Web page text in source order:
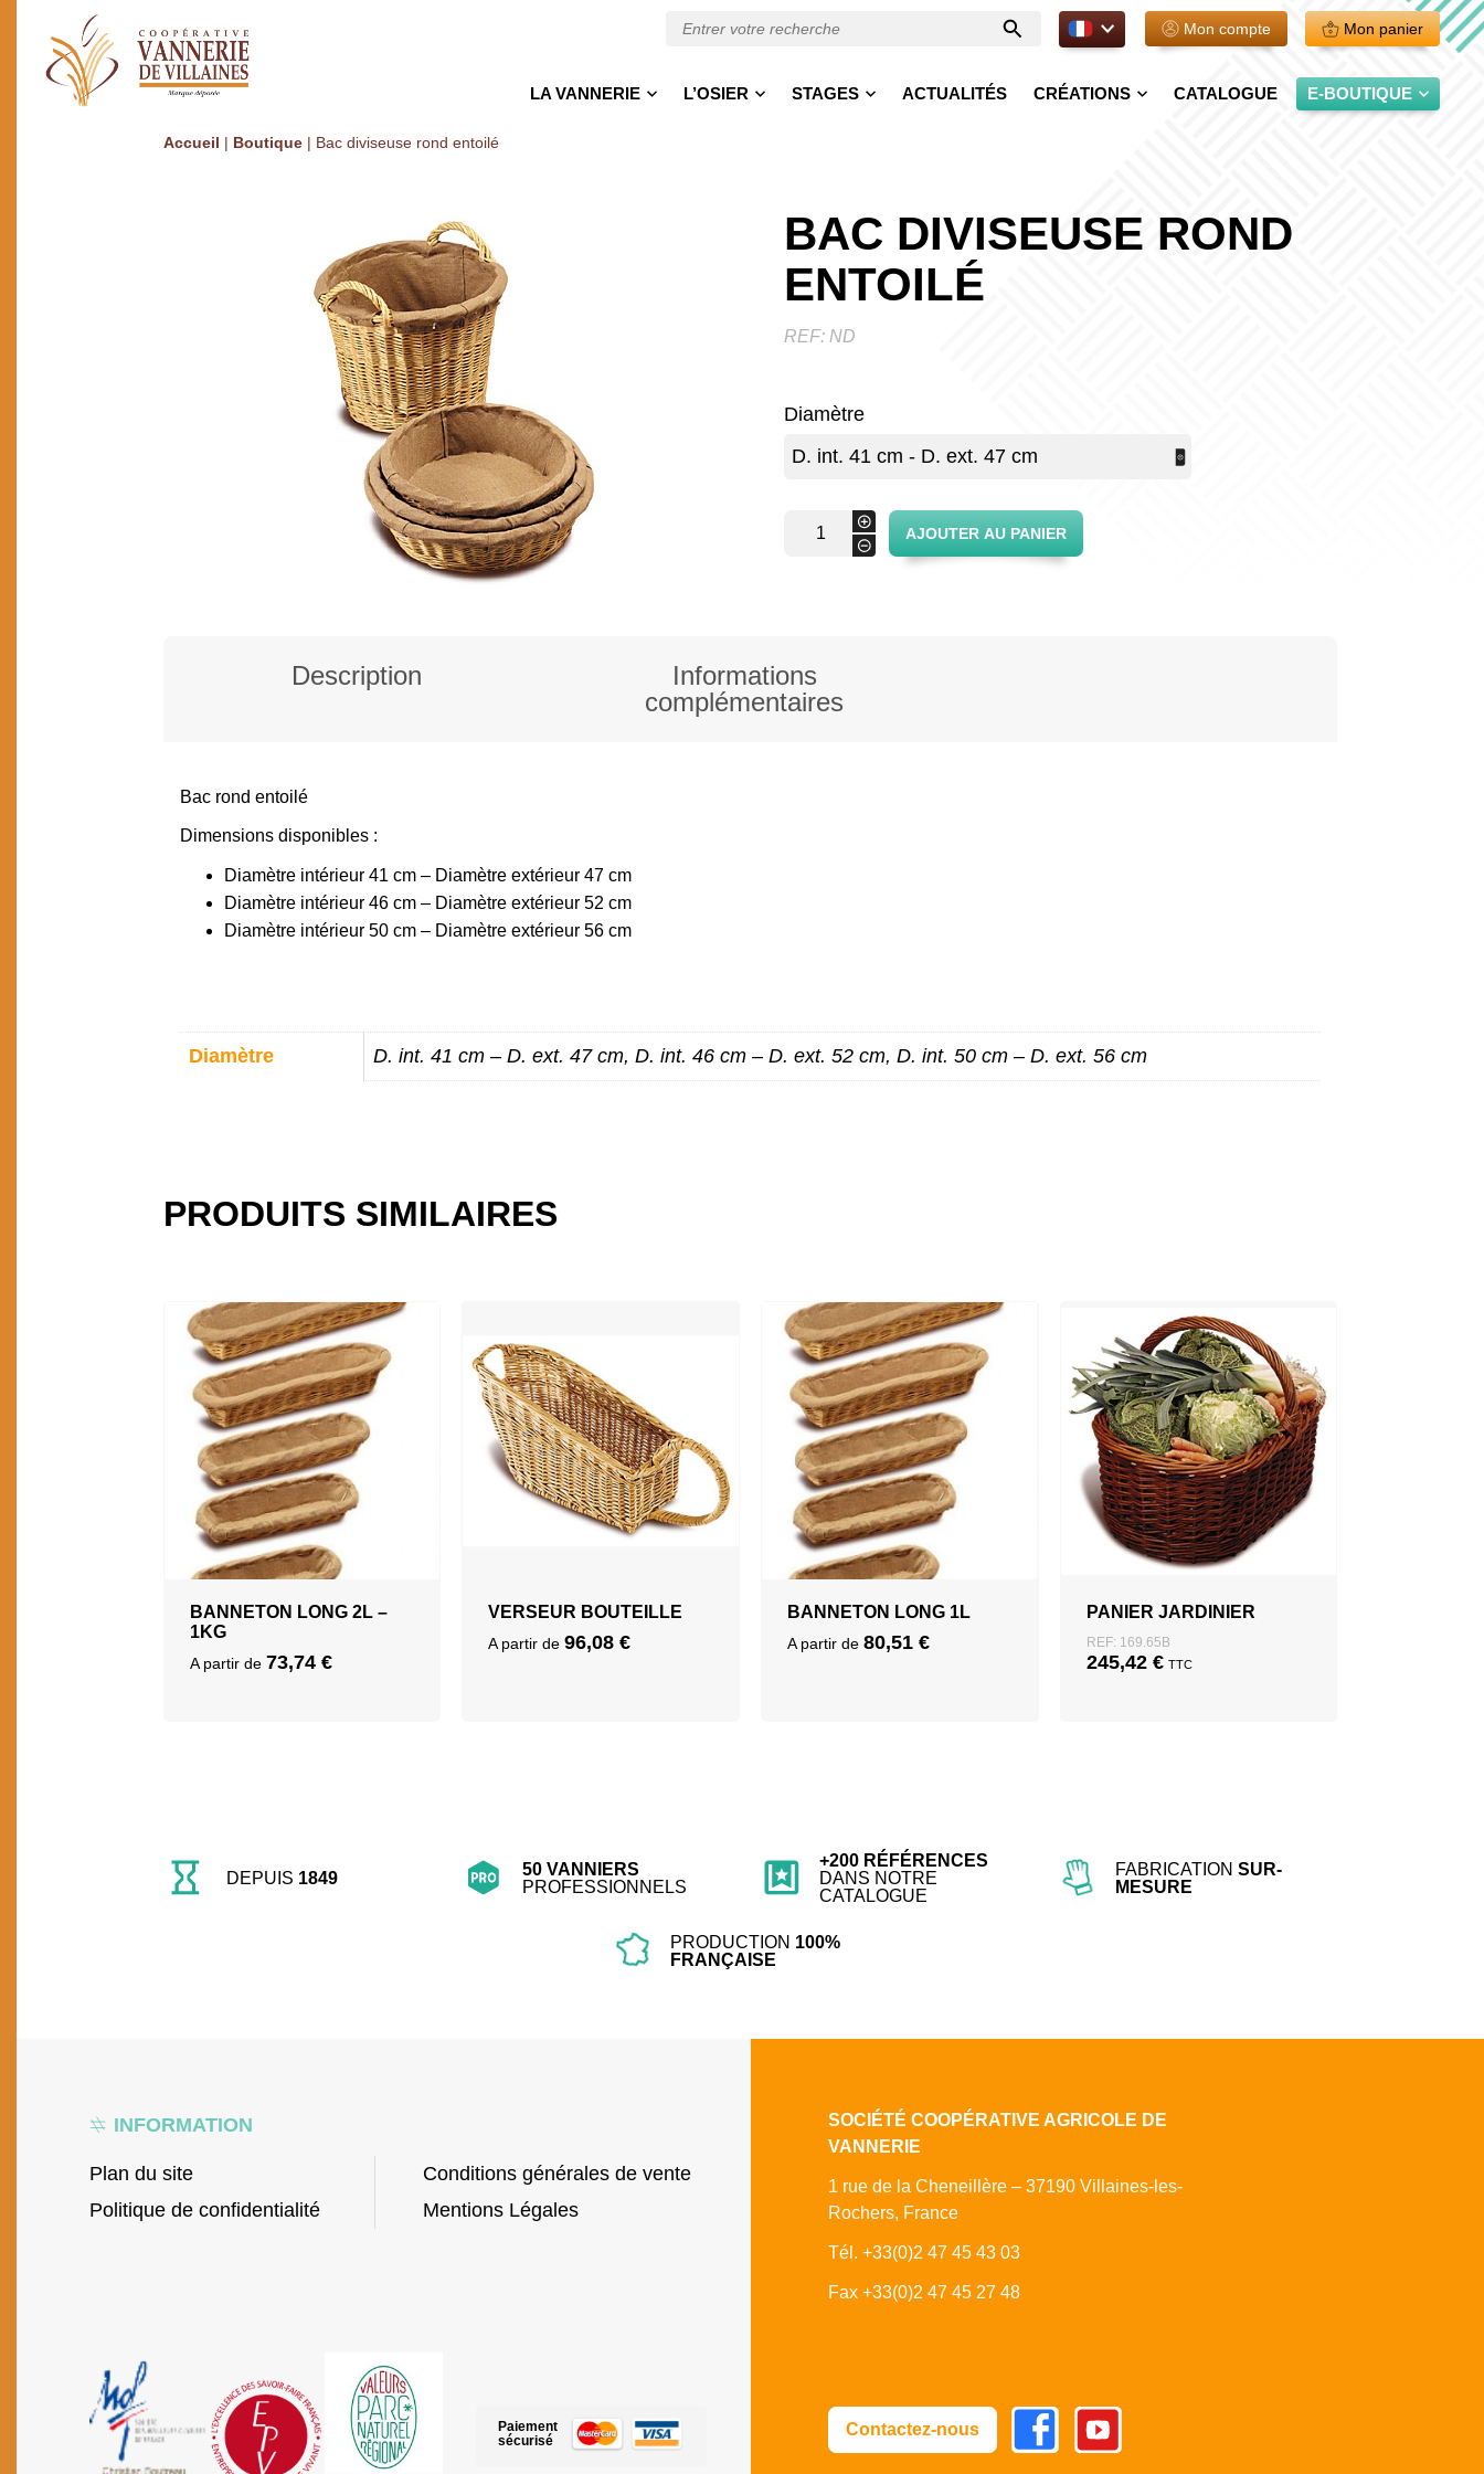
Entrer
votre
FR. Mon compte Mon panier
LA VANNERIE L’OSIER STAGES ACTUALITÉS CRÉATIONS CATALOGUE E-BOUTIQUE
Accueil | Boutique| Bac diviseuse rond entoilé
BAC DIVISEUSE ROND
ENTOILÉ
REF: ND
Diamètre
-
+
AJOUTER AU PANIER
Description
Informations
complémentaires
DESCRIPTION
Bac rond entoilé
Dimensions disponibles :
Diamètre intérieur 41 cm – Diamètre extérieur 47 cm
Diamètre intérieur 46 cm – Diamètre extérieur 52 cm
Diamètre intérieur 50 cm – Diamètre extérieur 56 cm
INFORMATIONS
COMPLÉMENTAIRES
Diamètre D. int. 41 cm – D. ext. 47 cm, D. int. 46 cm – D. ext. 52 cm, D. int. 50 cm – D. ext. 56 cm
PRODUITS SIMILAIRES
BANNETON LONG 2L –
1KG
A partir de 73,74 €
VERSEUR BOUTEILLE
A partir de96,08€
BANNETON LONG 1L
A partir de 80,51 €
PANIER JARDINIER
REF: 169.65B
245,42 € TTC
DEPUIS 1849
50 VANNIERS
PROFESSIONNELS
+200 RÉFÉRENCES
DANS NOTRE
CATALOGUE
FABRICATION SUR-
MESURE
PRODUCTION 100%
FRANÇAISE
INFORMATION
Plan du site
Politique de confidentialité
Conditions générales de vente
Mentions Légales
SOCIÉTÉ COOPÉRATIVE AGRICOLE DE
VANNERIE
1 rue de la Cheneillère – 37190 Villaines-les-
Rochers, France
Tél. +33(0)2 47 45 43 03
Fax +33(0)2 47 45 27 48
Paiement
sécurisé
Contactez-nous
FacebookYoutube